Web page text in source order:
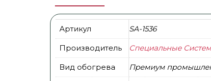
Артикул SA-1536
Производитель Специальные
Вид обогрева Премиум